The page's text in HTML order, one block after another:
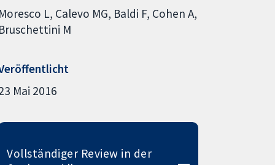
Moresco L Calevo MG Baldi F Cohen A
Bruschettini M
Mai 2016
Vollständiger Review in der